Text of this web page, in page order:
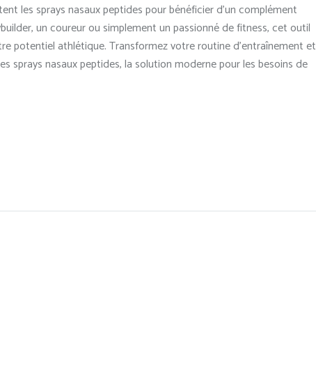
les sprays nasaux peptides pour bénéficier d’un complément
un coureur ou simplement un passionné de fitness, cet outil
potentiel athlétique. Transformez votre routine d’entraînement et
sprays nasaux peptides, la solution moderne pour les besoins de